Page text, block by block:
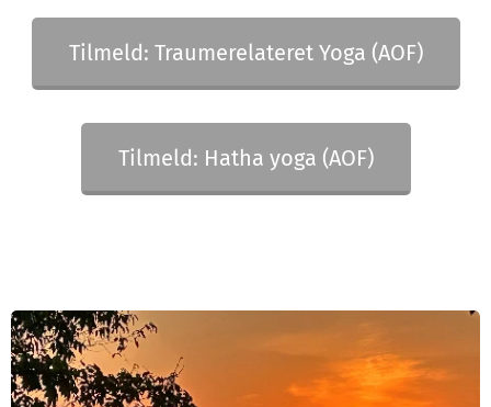
Tilmeld: Traumerelateret Yoga (AOF)
Tilmeld: Hatha yoga (AOF)